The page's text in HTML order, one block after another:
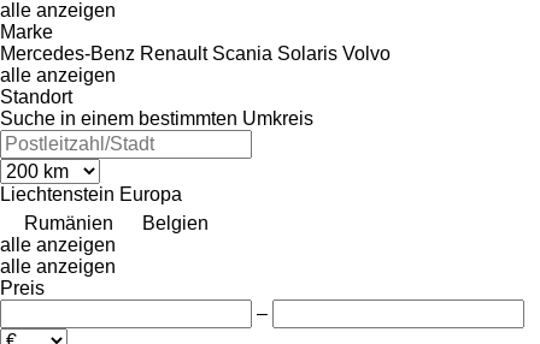
alle anzeigen
Marke
Mercedes-Benz Renault Scania Solaris Volvo
alle anzeigen
Standort
Suche in einem bestimmten Umkreis
Liechtenstein Europa
Rumänien
Belgien
alle anzeigen
alle anzeigen
Preis
–